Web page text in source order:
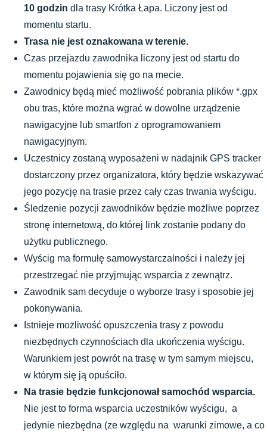
10 godzin dla trasy Krótka Łapa. Liczony jest od
momentu startu.
Trasa nie jest oznakowana w terenie.
Czas przejazdu zawodnika liczony jest od startu do
momentu pojawienia się go na mecie.
Zawodnicy będą mieć możliwość pobrania plików *.gpx
obu tras, które można wgrać w dowolne urządzenie
nawigacyjne lub smartfon z oprogramowaniem
nawigacyjnym.
Uczestnicy zostaną wyposażeni w nadajnik GPS tracker
dostarczony przez organizatora, który będzie wskazywać
jego pozycję na trasie przez cały czas trwania wyścigu.
Śledzenie pozycji zawodników będzie możliwe poprzez
stronę internetową, do której link zostanie podany do
użytku publicznego.
Wyścig ma formułę samowystarczalności i należy jej
przestrzegać nie przyjmując wsparcia z zewnątrz.
Zawodnik sam decyduje o wyborze trasy i sposobie jej
pokonywania.
Istnieje możliwość opuszczenia trasy z powodu
niezbędnych czynnościach dla ukończenia wyścigu.
Warunkiem jest powrót na trasę w tym samym miejscu,
w którym się ją opuściło.
Na trasie będzie funkcjonował samochód wsparcia.
Nie jest to forma wsparcia uczestników wyścigu,  a
jedynie niezbędna (ze względu na  warunki zimowe, a co